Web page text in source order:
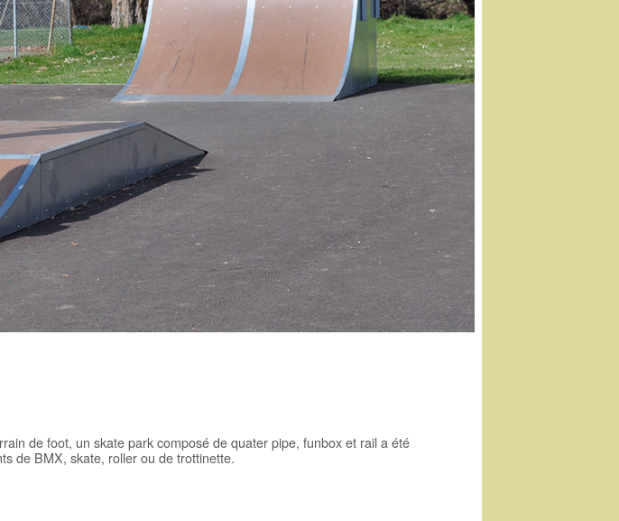
de foot, un skate park composé de quater pipe, funbox et rail a été
de BMX, skate, roller ou de trottinette.